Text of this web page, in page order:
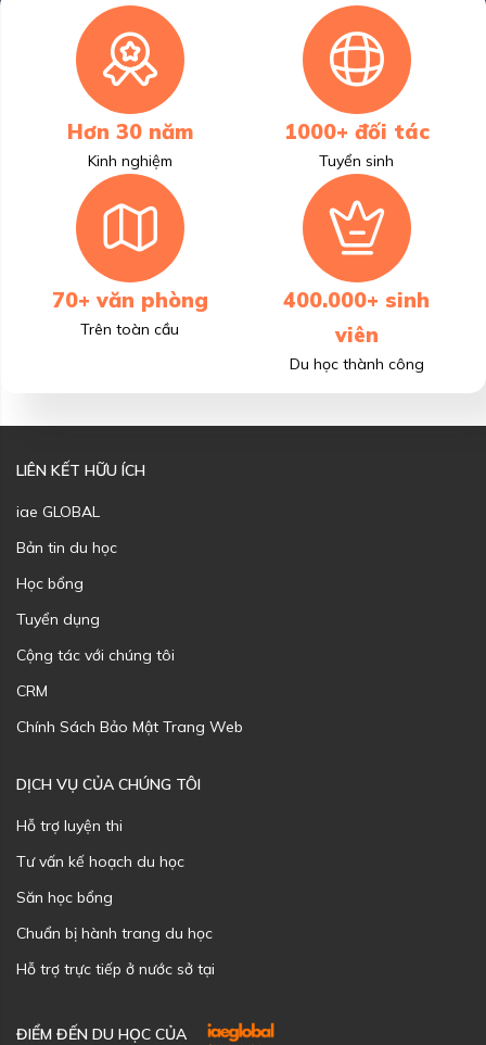
Hơn 30 năm
Kinh nghiệm
1000+ đối tác
Tuyển sinh
70+ văn phòng
Trên toàn cầu
400.000+ sinh
viên
Du học thành công
LIÊN KẾT HỮU ÍCH
iae GLOBAL
Bản tin du học
Học bổng
Tuyển dụng
Cộng tác với chúng tôi
CRM
Chính Sách Bảo Mật Trang Web
DỊCH VỤ CỦA CHÚNG TÔI
Hỗ trợ luyện thi
Tư vấn kế hoạch du học
Săn học bổng
Chuẩn bị hành trang du học
Hỗ trợ trực tiếp ở nước sở tại
ĐIỂM ĐẾN DU HỌC CỦA